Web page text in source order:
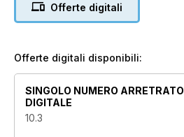
Offerte digitali
Offerte digitali disponibili:
SINGOLO NUMERO ARRETRATO
DIGITALE
10.3